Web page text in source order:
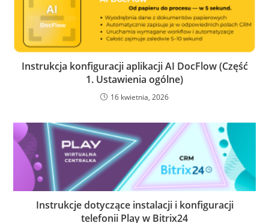
Instrukcja konfiguracji aplikacji AI DocFlow (Część
1. Ustawienia ogólne)
16 kwietnia, 2026
Instrukcje dotyczące instalacji i konfiguracji
telefonii Play w Bitrix24